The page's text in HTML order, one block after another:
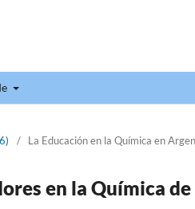
/ La Educación en la Química en
en la Química